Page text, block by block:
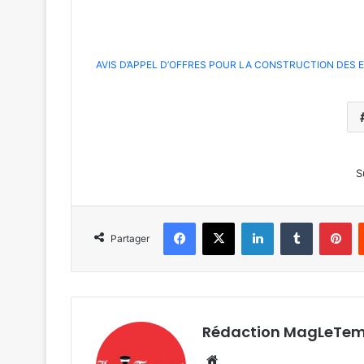
AVIS D’APPEL D’OFFRES POUR LA CONSTRUCTION
Partager
Facebook
X LinkedinTumblr
Rédaction